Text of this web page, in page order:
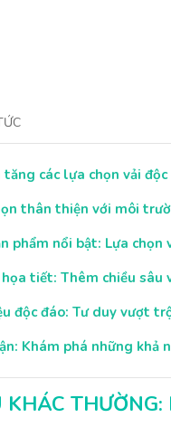
tăng các lựa chọn vải
thân thiện với môi
phẩm nổi bật: Lựa
tiết: Thêm chiều sâu
độc đáo: Tư duy vượt
Khám phá những khả
KHÁC